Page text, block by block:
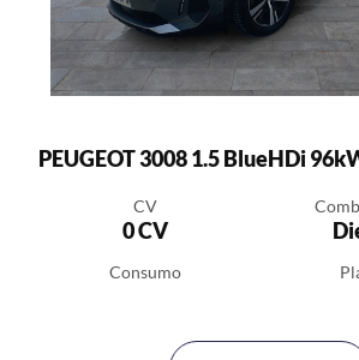
PEUGEOT 3008 1.5 BlueHDi
CV
0 CV
Consumo